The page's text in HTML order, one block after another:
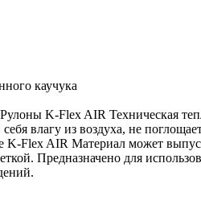
каучука
K-Flex AIR Техническая
влагу из воздуха, не
Flex AIR Материал может
Предназначено для